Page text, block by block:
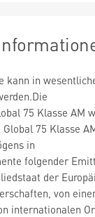
kann in
75 Klasse AM
75 Klasse
in
folgender
der
von
internationalen